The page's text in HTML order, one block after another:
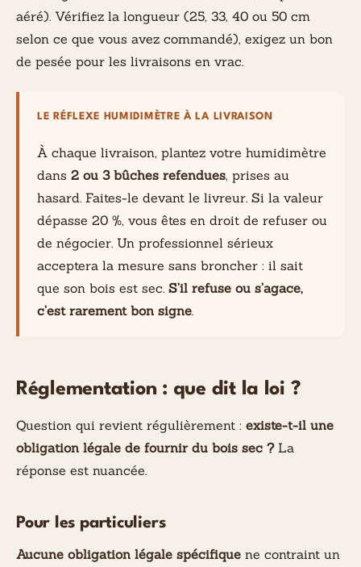
aéré). Vérifiez la longueur (25, 33, 40 ou 50 cm
selon ce que vous avez commandé), exigez un bon
de pesée pour les livraisons en vrac.
LE RÉFLEXE HUMIDIMÈTRE À LA LIVRAISON
À chaque livraison, plantez votre humidimètre
dans 2 ou 3 bûches refendues, prises au
hasard. Faites-le devant le livreur. Si la valeur
dépasse 20 %, vous êtes en droit de refuser ou
de négocier. Un professionnel sérieux
acceptera la mesure sans broncher : il sait
que son bois est sec. S’il refuse ou s’agace,
c’est rarement bon signe.
Réglementation : que dit la loi ?
Question qui revient régulièrement : existe-t-il une
obligation légale de fournir du bois sec ?La
réponse est nuancée.
Pour les particuliers
Aucune obligation légale spécifique ne contraint un